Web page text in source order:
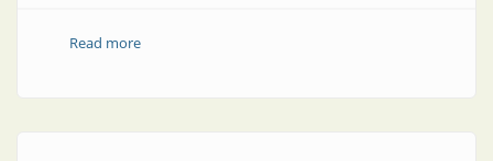
Read moreabout Terminales mecánicos con nuevo diseño